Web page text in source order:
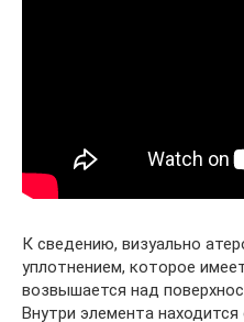
К сведению, визуально
уплотнением, которое
возвышается над
Внутри элемента